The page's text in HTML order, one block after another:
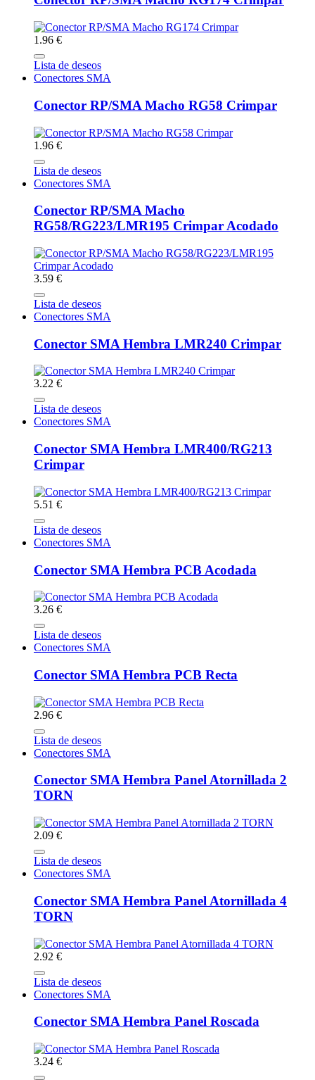
1.96 €
Lista de deseos
Conectores SMA
Conector RP/SMA Macho RG58 Crimpar
1.96 €
Lista de deseos
Conectores SMA
Conector RP/SMA Macho
RG58/RG223/LMR195 Crimpar Acodado
3.59 €
Lista de deseos
Conectores SMA
Conector SMA Hembra LMR240 Crimpar
3.22 €
Lista de deseos
Conectores SMA
Conector SMA Hembra LMR400/RG213
Crimpar
5.51 €
Lista de deseos
Conectores SMA
Conector SMA Hembra PCB Acodada
3.26 €
Lista de deseos
Conectores SMA
Conector SMA Hembra PCB Recta
2.96 €
Lista de deseos
Conectores SMA
Conector SMA Hembra Panel Atornillada 2
TORN
2.09 €
Lista de deseos
Conectores SMA
Conector SMA Hembra Panel Atornillada 4
TORN
2.92 €
Lista de deseos
Conectores SMA
Conector SMA Hembra Panel Roscada
3.24 €